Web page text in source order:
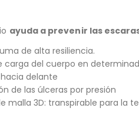
ayuda a prevenir las
de alta resiliencia.
del cuerpo en
delante
de las úlceras por presión
malla 3D: transpirable para